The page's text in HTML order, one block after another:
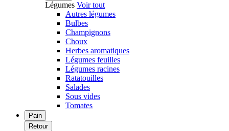
Légumes Voir tout
Autres légumes
Bulbes
Champignons
Choux
Herbes aromatiques
Légumes feuilles
Légumes racines
Ratatouilles
Salades
Sous vides
Tomates
Pain
Retour